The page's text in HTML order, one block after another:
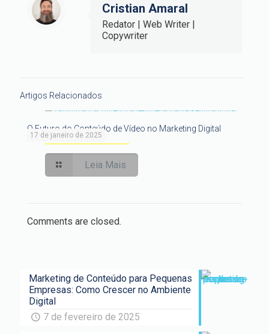
Cristian Amaral
Redator | Web Writer |
Copywriter
Artigos Relacionados
17 de janeiro de 2025
O Futuro do Conteúdo de Vídeo no Marketing Digital
Leia Mais
Comments are closed.
Marketing de Conteúdo para Pequenas
Empresas: Como Crescer no Ambiente
Digital
7 de fevereiro de 2025